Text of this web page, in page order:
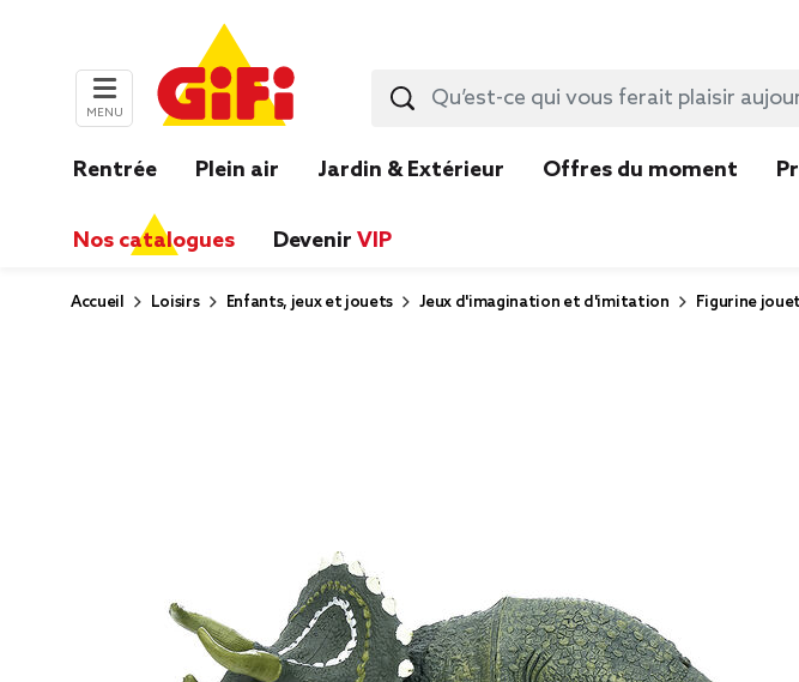
MENU
Rentrée Plein air Jardin & Extérieur Offres du moment
Nos catalogues Devenir VIP
Accueil Loisirs Enfants, jeux et jouets Jeux d'imagination et d'imitation Figurine jouet